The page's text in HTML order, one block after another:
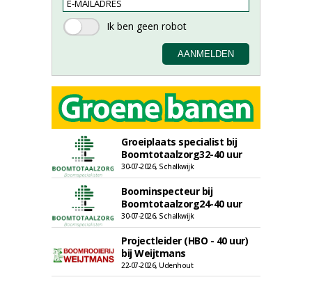
Groeiplaats specialist bij
Boomtotaalzorg32-40 uur
30-07-2026, Schalkwijk
Boominspecteur bij
Boomtotaalzorg24-40 uur
30-07-2026, Schalkwijk
Projectleider (HBO - 40 uur)
bij Weijtmans
22-07-2026, Udenhout